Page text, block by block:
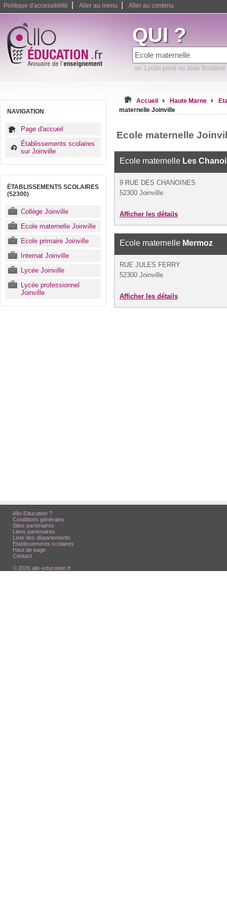
Politique d'accessibilité Aller au menu Aller au contenu
QUI ?
ex: Lycée privé ou Jean Rostand
NAVIGATION
Page d'accueil
Établissements scolaires
sur Joinville
ÉTABLISSEMENTS SCOLAIRES
(52300)
Collège Joinville
Ecole maternelle Joinville
Ecole primaire Joinville
Internat Joinville
Lycée Joinville
Lycée professionnel
Joinville
Accueil Haute Marne
maternelle Joinville
Ecole maternelle
Ecole maternelle Les
9 RUE DES CHANOINES
52300 Joinville
Afficher les détails
Ecole maternelle Mermoz
RUE JULES FERRY
52300 Joinville
Afficher les détails
Allo-Education ?
Conditions générales
Sites partenaires
Liens partenaires
Liste des départements
Etablissements scolaires
Haut de page
Contact
© 2026 allo-education.fr